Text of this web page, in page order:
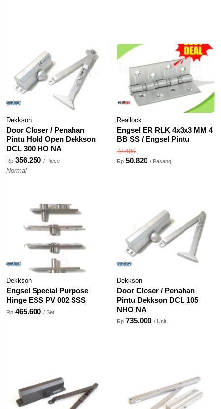
Dekkson
Door Closer / Penahan
Pintu Hold Open Dekkson
DCL 300 HO NA
Rp 356.250 / Piece
Normal
Reallock
Engsel ER RLK 4x3x3 MM 4
BB SS / Engsel Pintu
72.600
Rp 50.820 / Pasang
Dekkson
Engsel Special Purpose
Hinge ESS PV 002 SSS
Rp 465.600 / Set
Dekkson
Door Closer / Penahan
Pintu Dekkson DCL 105
NHO NA
Rp 735.000 / Unit